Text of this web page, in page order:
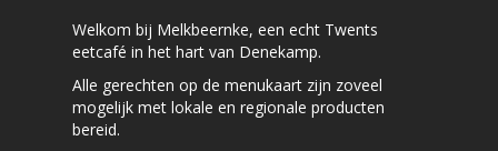
Welkom bij Melkbeernke, een echt Twents
eetcafé in het hart van Denekamp.
Alle gerechten op de menukaart zijn zoveel
mogelijk met lokale en regionale producten
bereid.